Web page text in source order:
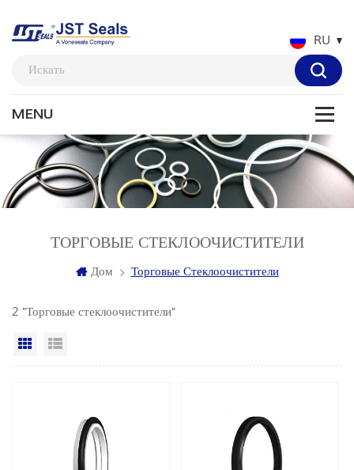
RU
ТОРГОВЫЕ СТЕКЛООЧИСТИТЕЛИ
Дом Торговые Стеклоочистители
2 "Торговые стеклоочистители"
Вид сетки